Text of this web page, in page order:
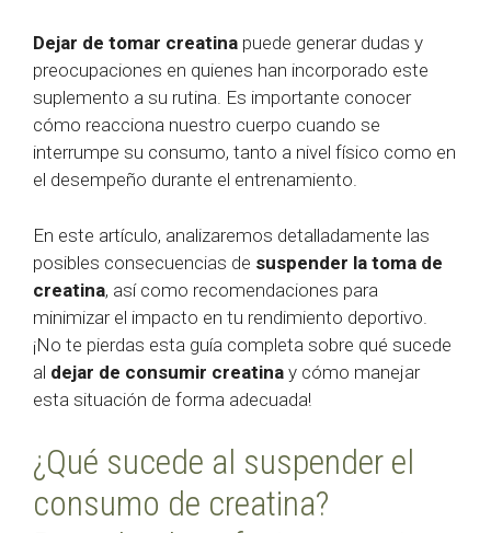
Dejar de tomar creatina puede generar dudas y
preocupaciones en quienes han incorporado este
suplemento a su rutina. Es importante conocer
cómo reacciona nuestro cuerpo cuando se
interrumpe su consumo, tanto a nivel físico como en
el desempeño durante el entrenamiento.
En este artículo, analizaremos detalladamente las
posibles consecuencias de suspender la toma de
creatina, así como recomendaciones para
minimizar el impacto en tu rendimiento deportivo.
¡No te pierdas esta guía completa sobre qué sucede
al dejar de consumir creatina y cómo manejar
esta situación de forma adecuada!
¿Qué sucede al suspender el
consumo de creatina?